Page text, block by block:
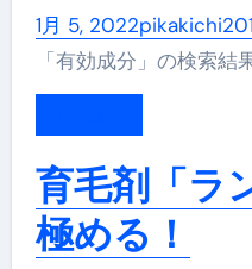
1月 5, 2022
「有効成分」の検索
育毛剤「ラ
極める！